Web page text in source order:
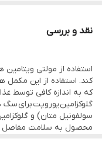
نقد و بررسی
استفاده از مولتی
کند. استفاده از این
که به اندازه کافی توسط
سولفونیل متان) و
محصول به سلامت مفاصل